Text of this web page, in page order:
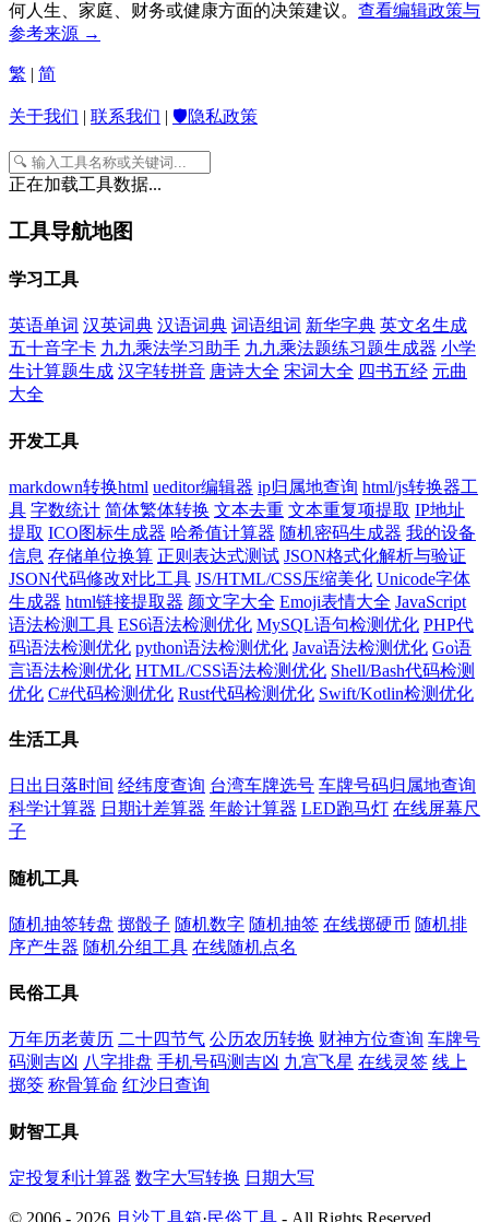
何人生、家庭、财务或健康方面的决策建议。 查看编辑政策与
参考来源 →
繁 | 简
关于我们 | 联系我们 | 🛡️隐私政策
正在加载工具数据...
工具导航地图
学习工具
英语单词 汉英词典 汉语词典 词语组词 新华字典 英文名生成
五十音字卡 九九乘法学习助手 九九乘法题练习题生成器 小学
生计算题生成 汉字转拼音 唐诗大全 宋词大全 四书五经 元曲
大全
开发工具
markdown转换html ueditor编辑器 ip归属地查询 html/js转换器工
具 字数统计 简体繁体转换 文本去重 文本重复项提取 IP地址
提取 ICO图标生成器 哈希值计算器 随机密码生成器 我的设备
信息 存储单位换算 正则表达式测试 JSON格式化解析与验证
JSON代码修改对比工具 JS/HTML/CSS压缩美化 Unicode字体
生成器 html链接提取器 颜文字大全 Emoji表情大全 JavaScript
语法检测工具 ES6语法检测优化 MySQL语句检测优化 PHP代
码语法检测优化 python语法检测优化 Java语法检测优化 Go语
言语法检测优化 HTML/CSS语法检测优化 Shell/Bash代码检测
优化 C#代码检测优化 Rust代码检测优化 Swift/Kotlin检测优化
生活工具
日出日落时间 经纬度查询 台湾车牌选号 车牌号码归属地查询
科学计算器 日期计差算器 年龄计算器 LED跑马灯 在线屏幕尺
子
随机工具
随机抽签转盘 掷骰子 随机数字 随机抽签 在线掷硬币 随机排
序产生器 随机分组工具 在线随机点名
民俗工具
万年历老黄历 二十四节气 公历农历转换 财神方位查询 车牌号
码测吉凶 八字排盘 手机号码测吉凶 九宫飞星 在线灵签 线上
掷筊 称骨算命 红沙日查询
财智工具
定投复利计算器 数字大写转换 日期大写
© 2006 - 2026 月沙工具箱·民俗工具 - All Rights Reserved